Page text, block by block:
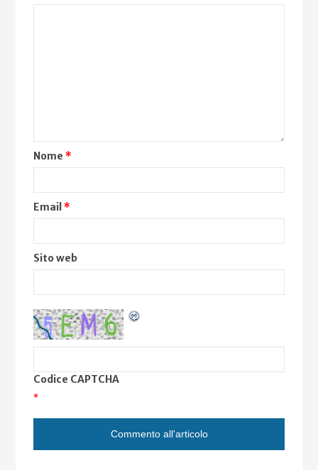
Nome*
Email*
Sito web
Codice CAPTCHA
*